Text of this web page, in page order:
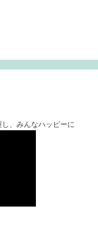
、みんなハッピーに